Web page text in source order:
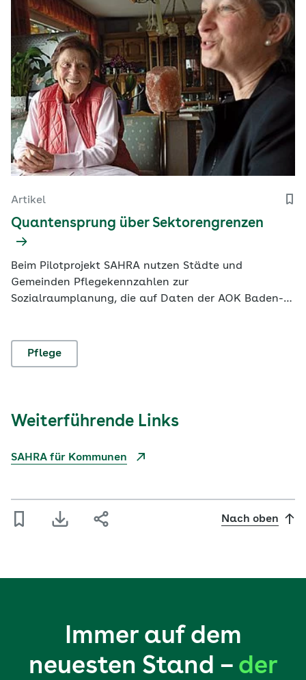
Artikel
Quantensprung über Sektorengrenzen
Beim Pilotprojekt SAHRA nutzen Städte und
Gemeinden Pflegekennzahlen zur
Sozialraumplanung, die auf Daten der AOK Baden-
Gesundheitsnetz Heuberg auf der Schwäbischen Alb.
Pflege
Weiterführende Links
SAHRA für Kommunen
Nach oben
Immer auf dem
neuesten Stand – der